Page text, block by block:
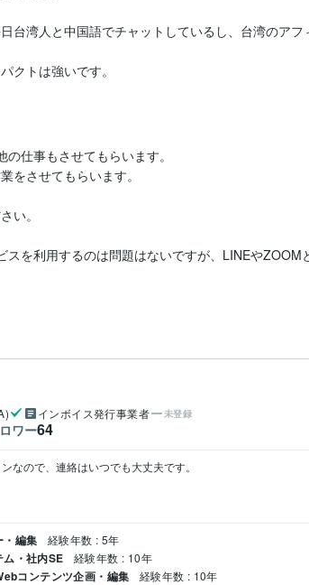
台湾人と中国語でチャットしているし、台湾のアフ
仕事もさせてもらいます。
をさせてもらいます。
い。
を利用するのは問題はないですが、LINEやZOOM
インボイス発行事業者 未登録
ワー64
なので、連絡はいつでも大丈夫です。
・編集 経験年数 : 5年
ム・社内SE 経験年数 : 10年
コンテンツ企画・編集 経験年数 : 10年